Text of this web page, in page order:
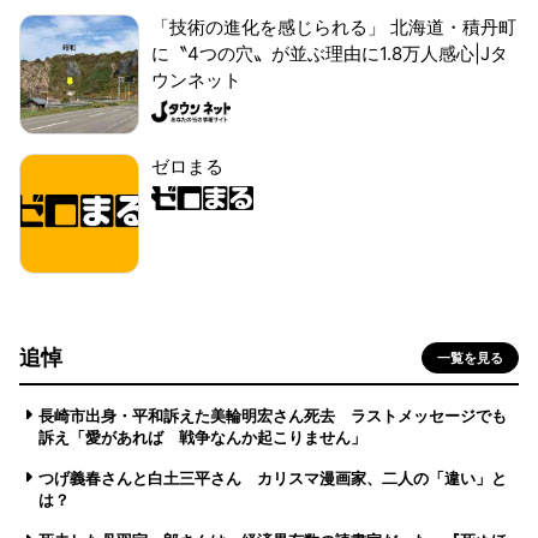
「技術の進化を感じられる」 北海道・積丹町
に〝4つの穴〟が並ぶ理由に1.8万人感心|Jタ
ウンネット
ゼロまる
追悼 一覧を見る
長崎市出身・平和訴えた美輪明宏さん死去 ラストメッセージでも
訴え「愛があれば 戦争なんか起こりません」
つげ義春さんと白土三平さん カリスマ漫画家、二人の「違い」と
は？